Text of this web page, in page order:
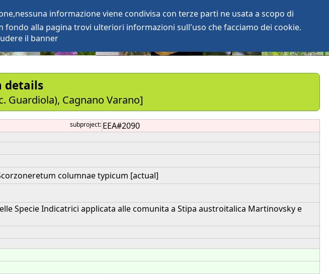
informazione viene condivisa con terze parti ne usata a scopo di
alla pagina trovi ulteriori informazioni sull'uso che facciamo dei cookie.
il banner
login
anArchive
details
Guardiola), Cagnano Varano]
subproject: EEA#2090
columnae typicum [actual]
Specie Indicatrici applicata alle comunita a Stipa austroitalica Martinovsky e